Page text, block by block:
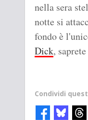
nella sera
notte si
fondo è
Dick,
Condividi